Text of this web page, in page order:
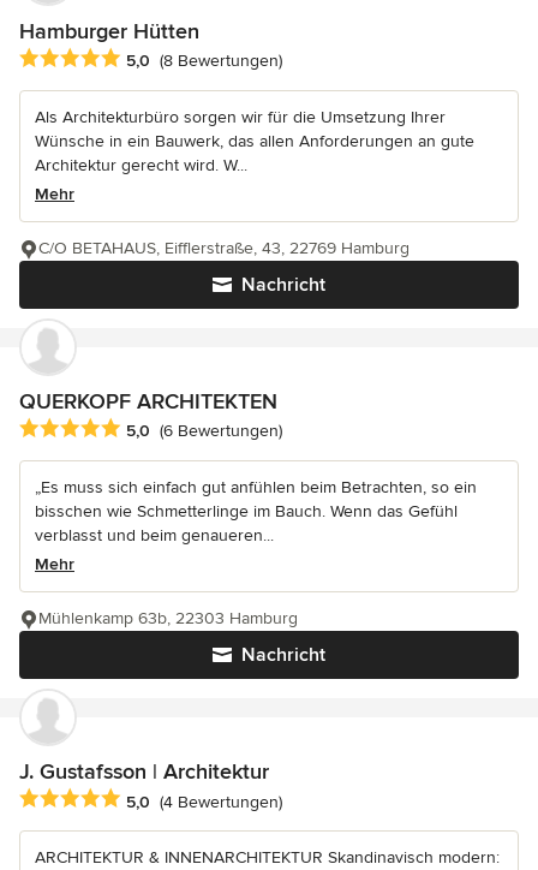
Hamburger Hütten
Durchschnittliche Bewertung: 5 von 5 Sternen
5,0 (8 Bewertungen)
Als Architekturbüro sorgen wir für die Umsetzung Ihrer
Wünsche in ein Bauwerk, das allen Anforderungen an gute
Architektur gerecht wird. W...
Mehr
Nachricht
C/O BETAHAUS, Eifflerstraße, 43, 22769 Hamburg
QUERKOPF ARCHITEKTEN
Durchschnittliche Bewertung: 5 von 5 Sternen
5,0 (6 Bewertungen)
„Es muss sich einfach gut anfühlen beim Betrachten, so ein
bisschen wie Schmetterlinge im Bauch. Wenn das Gefühl
verblasst und beim genaueren...
Mehr
Nachricht
Mühlenkamp 63b, 22303 Hamburg
J. Gustafsson | Architektur
Durchschnittliche Bewertung: 5 von 5 Sternen
5,0 (4 Bewertungen)
ARCHITEKTUR & INNENARCHITEKTUR Skandinavisch modern: